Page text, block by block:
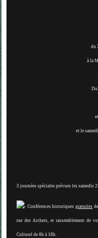
du
à la
Du
et le
3 journées spéciales prévues les samedis
Conférences historiquesgratuites de
rue des Archers, et rassemblement de
Culturel de 8h à 18h.